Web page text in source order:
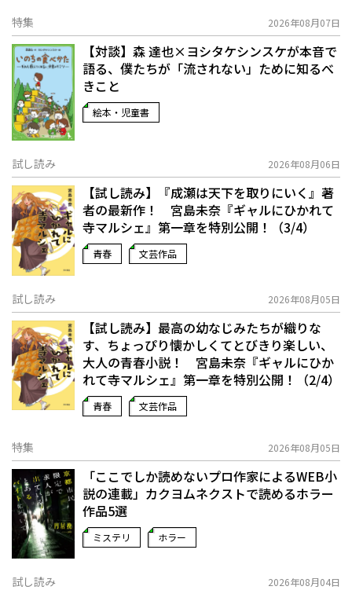
特集 2026年08月07日
【対談】森 達也×ヨシタケシンスケが本音で
語る、僕たちが「流されない」ために知るべ
きこと
絵本・児童書
試し読み 2026年08月06日
【試し読み】『成瀬は天下を取りにいく』著
者の最新作！ 宮島未奈『ギャルにひかれて
寺マルシェ』第一章を特別公開！（3/4）
青春 文芸作品
試し読み 2026年08月05日
【試し読み】最高の幼なじみたちが織りな
す、ちょっぴり懐かしくてとびきり楽しい、
大人の青春小説！ 宮島未奈『ギャルにひか
れて寺マルシェ』第一章を特別公開！（2/4）
青春 文芸作品
特集 2026年08月05日
「ここでしか読めないプロ作家によるWEB小
説の連載」――カクヨムネクストで読めるホラー
作品5選
ミステリ ホラー
試し読み 2026年08月04日